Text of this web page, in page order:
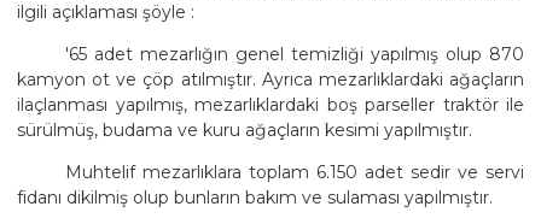
ilgili açıklaması şöyle :
'65 adet mezarlığın genel temizliği yapılmış olup 870
kamyon ot ve çöp atılmıştır. Ayrıca mezarlıklardaki ağaçların
ilaçlanması yapılmış, mezarlıklardaki boş parseller traktör ile
sürülmüş, budama ve kuru ağaçların kesimi yapılmıştır.
Muhtelif mezarlıklara toplam 6.150 adet sedir ve servi
fidanı dikilmiş olup bunların bakım ve sulaması yapılmıştır.